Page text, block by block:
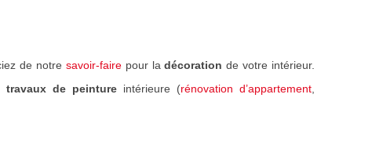
de notre savoir-fairepour ladécoration de votre intérieur.
travaux de peinture intérieure (rénovation d’appartement